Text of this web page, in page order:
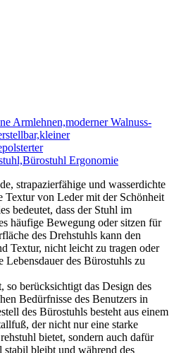
Armlehnen,moderner Walnuss-
Ergonomie
strapazierfähige und wasserdichte
Textur von Leder mit der Schönheit
bedeutet, dass der Stuhl im
häufige Bewegung oder sitzen für
des Drehstuhls kann den
Textur, nicht leicht zu tragen oder
Lebensdauer des Bürostuhls zu
so berücksichtigt das Design des
Bedürfnisse des Benutzers in
des Bürostuhls besteht aus einem
der nicht nur eine starke
bietet, sondern auch dafür
stabil bleibt und während des